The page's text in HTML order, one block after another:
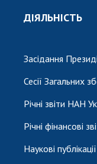
ДІЯЛЬНІСТЬ
Засідання
Сесії Загальних
Річні звіти НАН
Річні фінансові
Наукові